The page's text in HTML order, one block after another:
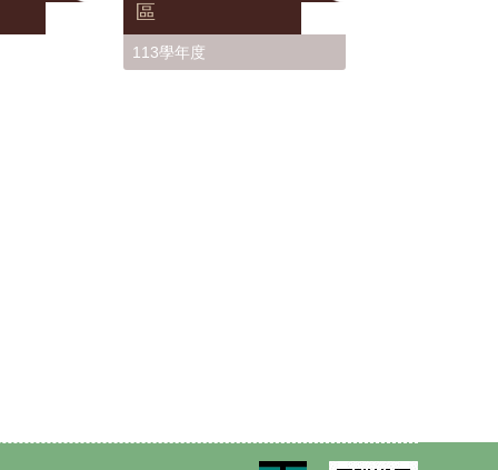
區
113學年度